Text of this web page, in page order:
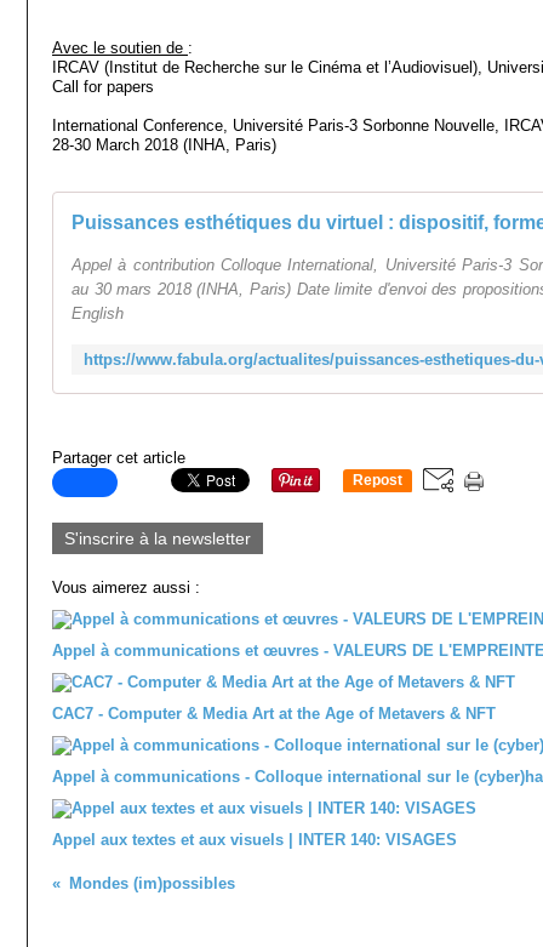
Avec le soutien de :
IRCAV (Institut de Recherche sur le Cinéma et l’Audiovisuel),
Call for papers
International Conference, Université Paris-3 Sorbonne Nouvelle,
28-30 March 2018 (INHA, Paris)
Appel à contribution Colloque International, Université Paris-3
au 30 mars 2018 (INHA, Paris) Date limite d'envoi des
English
Partager cet article
Repost
S'inscrire à la newsletter
Vous aimerez aussi :
Appel à communications et œuvres - VALEURS DE
CAC7 - Computer & Media Art at the Age of Metavers & NFT
Appel à communications - Colloque international sur le
Appel aux textes et aux visuels | INTER 140: VISAGES
Mondes (im)possibles